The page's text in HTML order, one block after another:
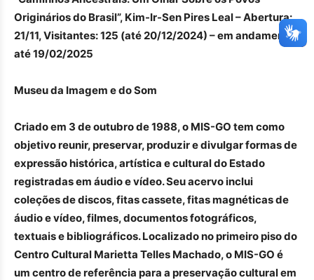
Originários do Brasil”, Kim-Ir-Sen Pires Leal – Abertura:
21/11, Visitantes: 125 (até 20/12/2024) – em andamento
até 19/02/2025
Museu da Imagem e do Som
Criado em 3 de outubro de 1988, o MIS-GO tem como
objetivo reunir, preservar, produzir e divulgar formas de
expressão histórica, artística e cultural do Estado
registradas em áudio e vídeo. Seu acervo inclui
coleções de discos, fitas cassete, fitas magnéticas de
áudio e vídeo, filmes, documentos fotográficos,
textuais e bibliográficos. Localizado no primeiro piso do
Centro Cultural Marietta Telles Machado, o MIS-GO é
um centro de referência para a preservação cultural em